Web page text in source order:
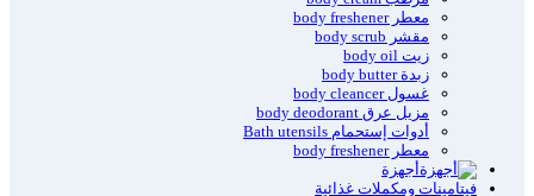
معطر body freshener
مقشر body scrub
زيت body oil
زبدة body butter
غسول body cleancer
مزيل عرق body deodorant
أدوات إستحمام Bath utensils
معطر body freshener
أجهزة
فيتامينات ومكملات غذائية